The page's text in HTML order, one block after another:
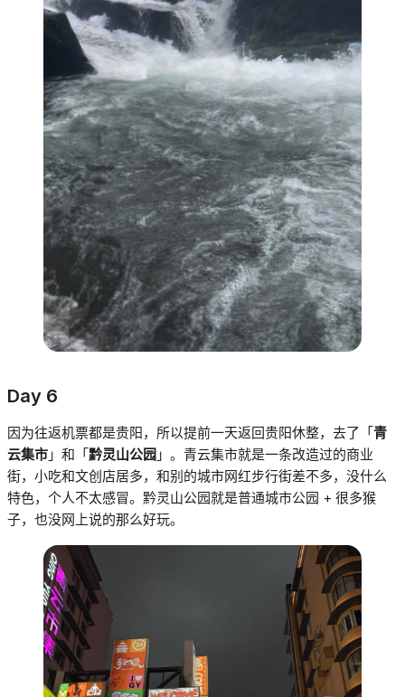
Day 6
因为往返机票都是贵阳，所以提前一天返回贵阳休整，去了「青
云集市 」和「黔灵山公园 」 。青云集市就是一条改造过的商业
街，小吃和文创店居多，和别的城市网红步行街差不多，没什么
特色，个人不太感冒。黔灵山公园就是普通城市公园 + 很多猴
子，也没网上说的那么好玩。